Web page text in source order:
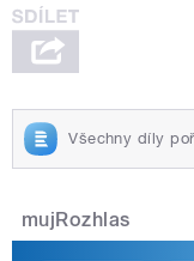
Všechny díly
mujRozhlas